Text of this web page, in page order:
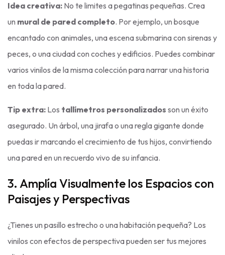
Idea creativa: No te limites a pegatinas pequeñas. Crea
un mural de pared completo. Por ejemplo, un bosque
encantado con animales, una escena submarina con sirenas y
peces, o una ciudad con coches y edificios. Puedes combinar
varios vinilos de la misma colección para narrar una historia
en toda la pared.
Tip extra: Los tallímetros personalizados son un éxito
asegurado. Un árbol, una jirafa o una regla gigante donde
puedas ir marcando el crecimiento de tus hijos, convirtiendo
una pared en un recuerdo vivo de su infancia.
3. Amplía Visualmente los Espacios con
Paisajes y Perspectivas
¿Tienes un pasillo estrecho o una habitación pequeña? Los
vinilos con efectos de perspectiva pueden ser tus mejores